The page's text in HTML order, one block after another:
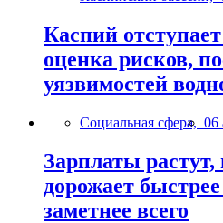
Каспий
оценка рисков,
уязвимостей
Социальная сфера, 06
Зарплаты
дорожает
заметнее всего